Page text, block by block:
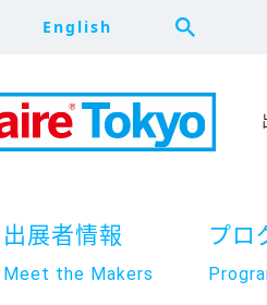
English
出展者情報
Meet the Makers
プロ